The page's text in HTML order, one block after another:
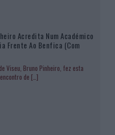
Acredita Num Académico
Frente Ao Benfica (com
Viseu, Bruno Pinheiro, fez esta
de […]